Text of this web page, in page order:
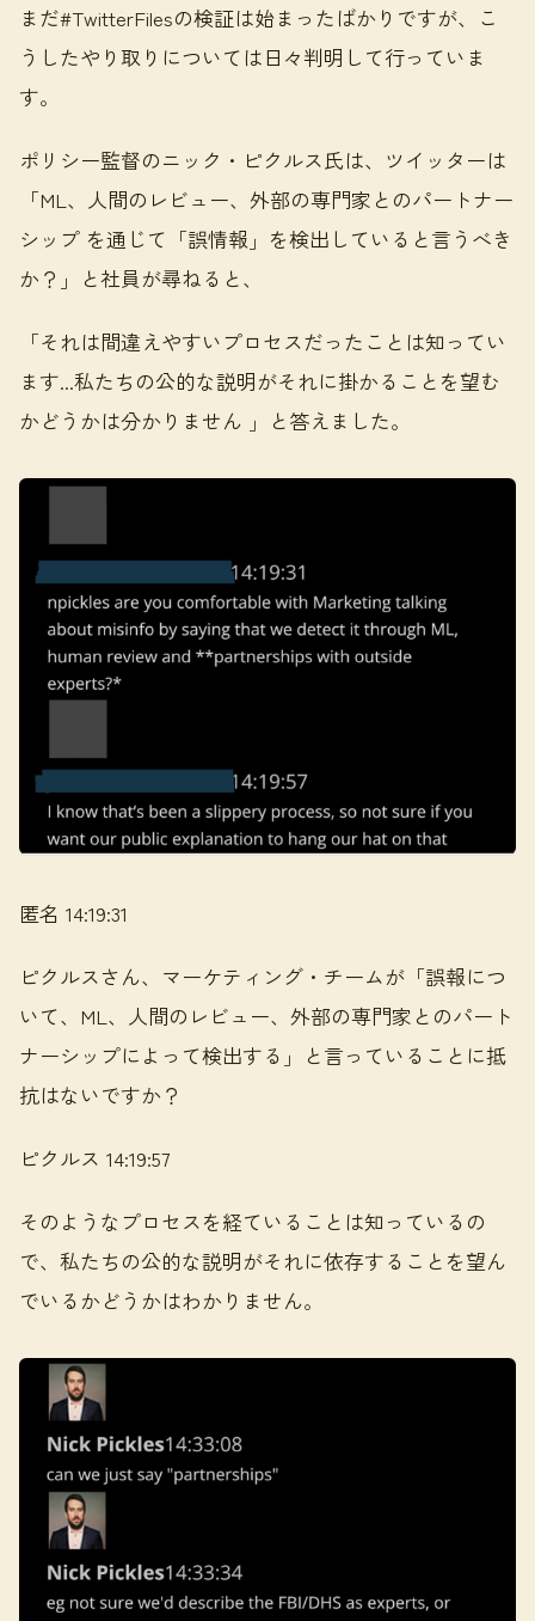
まだ#TwitterFilesの検証は始まったばかりですが、こ
うしたやり取りについては日々判明して行っていま
す。
ポリシー監督のニック・ピクルス氏は、ツイッターは
「ML、人間のレビュー、外部の専門家とのパートナー
シップ を通じて「誤情報」を検出していると言うべき
か？」と社員が尋ねると、
「それは間違えやすいプロセスだったことは知ってい
ます...私たちの公的な説明がそれに掛かることを望む
かどうかは分かりません 」と答えました。
匿名 14:19:31
ピクルスさん、マーケティング・チームが「誤報につ
いて、ML、人間のレビュー、外部の専門家とのパート
ナーシップによって検出する」と言っていることに抵
抗はないですか？
ピクルス 14:19:57
そのようなプロセスを経ていることは知っているの
で、私たちの公的な説明がそれに依存することを望ん
でいるかどうかはわかりません。